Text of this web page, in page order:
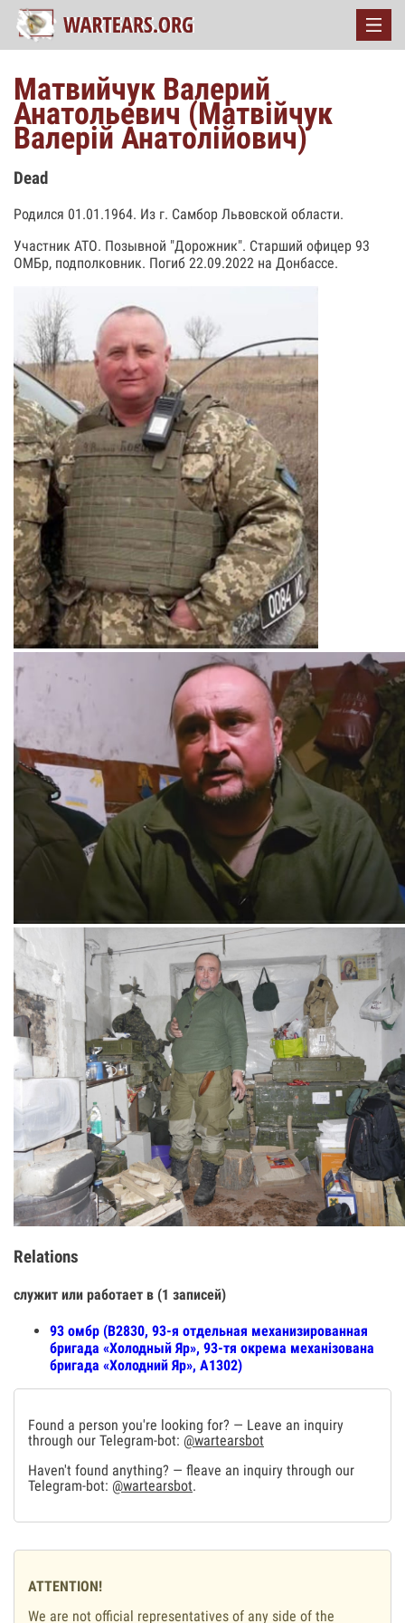
Матвийчук Валерий
Анатольевич (Матвiйчук
Валерiй Анатолiйович)
Dead
Родился 01.01.1964. Из г. Самбор Львовской области.
Участник АТО. Позывной "Дорожник". Старший офицер 93
ОМБр, подполковник. Погиб 22.09.2022 на Донбассе.
Relations
служит или работает в (1 записей)
93 омбр (В2830, 93-я отдельная механизированная
бригада «Холодный Яр», 93-тя окрема механізована
бригада «Холодний Яр», А1302)
Found a person you're looking for? — Leave an inquiry
through our Telegram-bot: @wartearsbot
Haven't found anything? — fleave an inquiry through our
Telegram-bot: @wartearsbot.
ATTENTION!
We are not official representatives of any side of the